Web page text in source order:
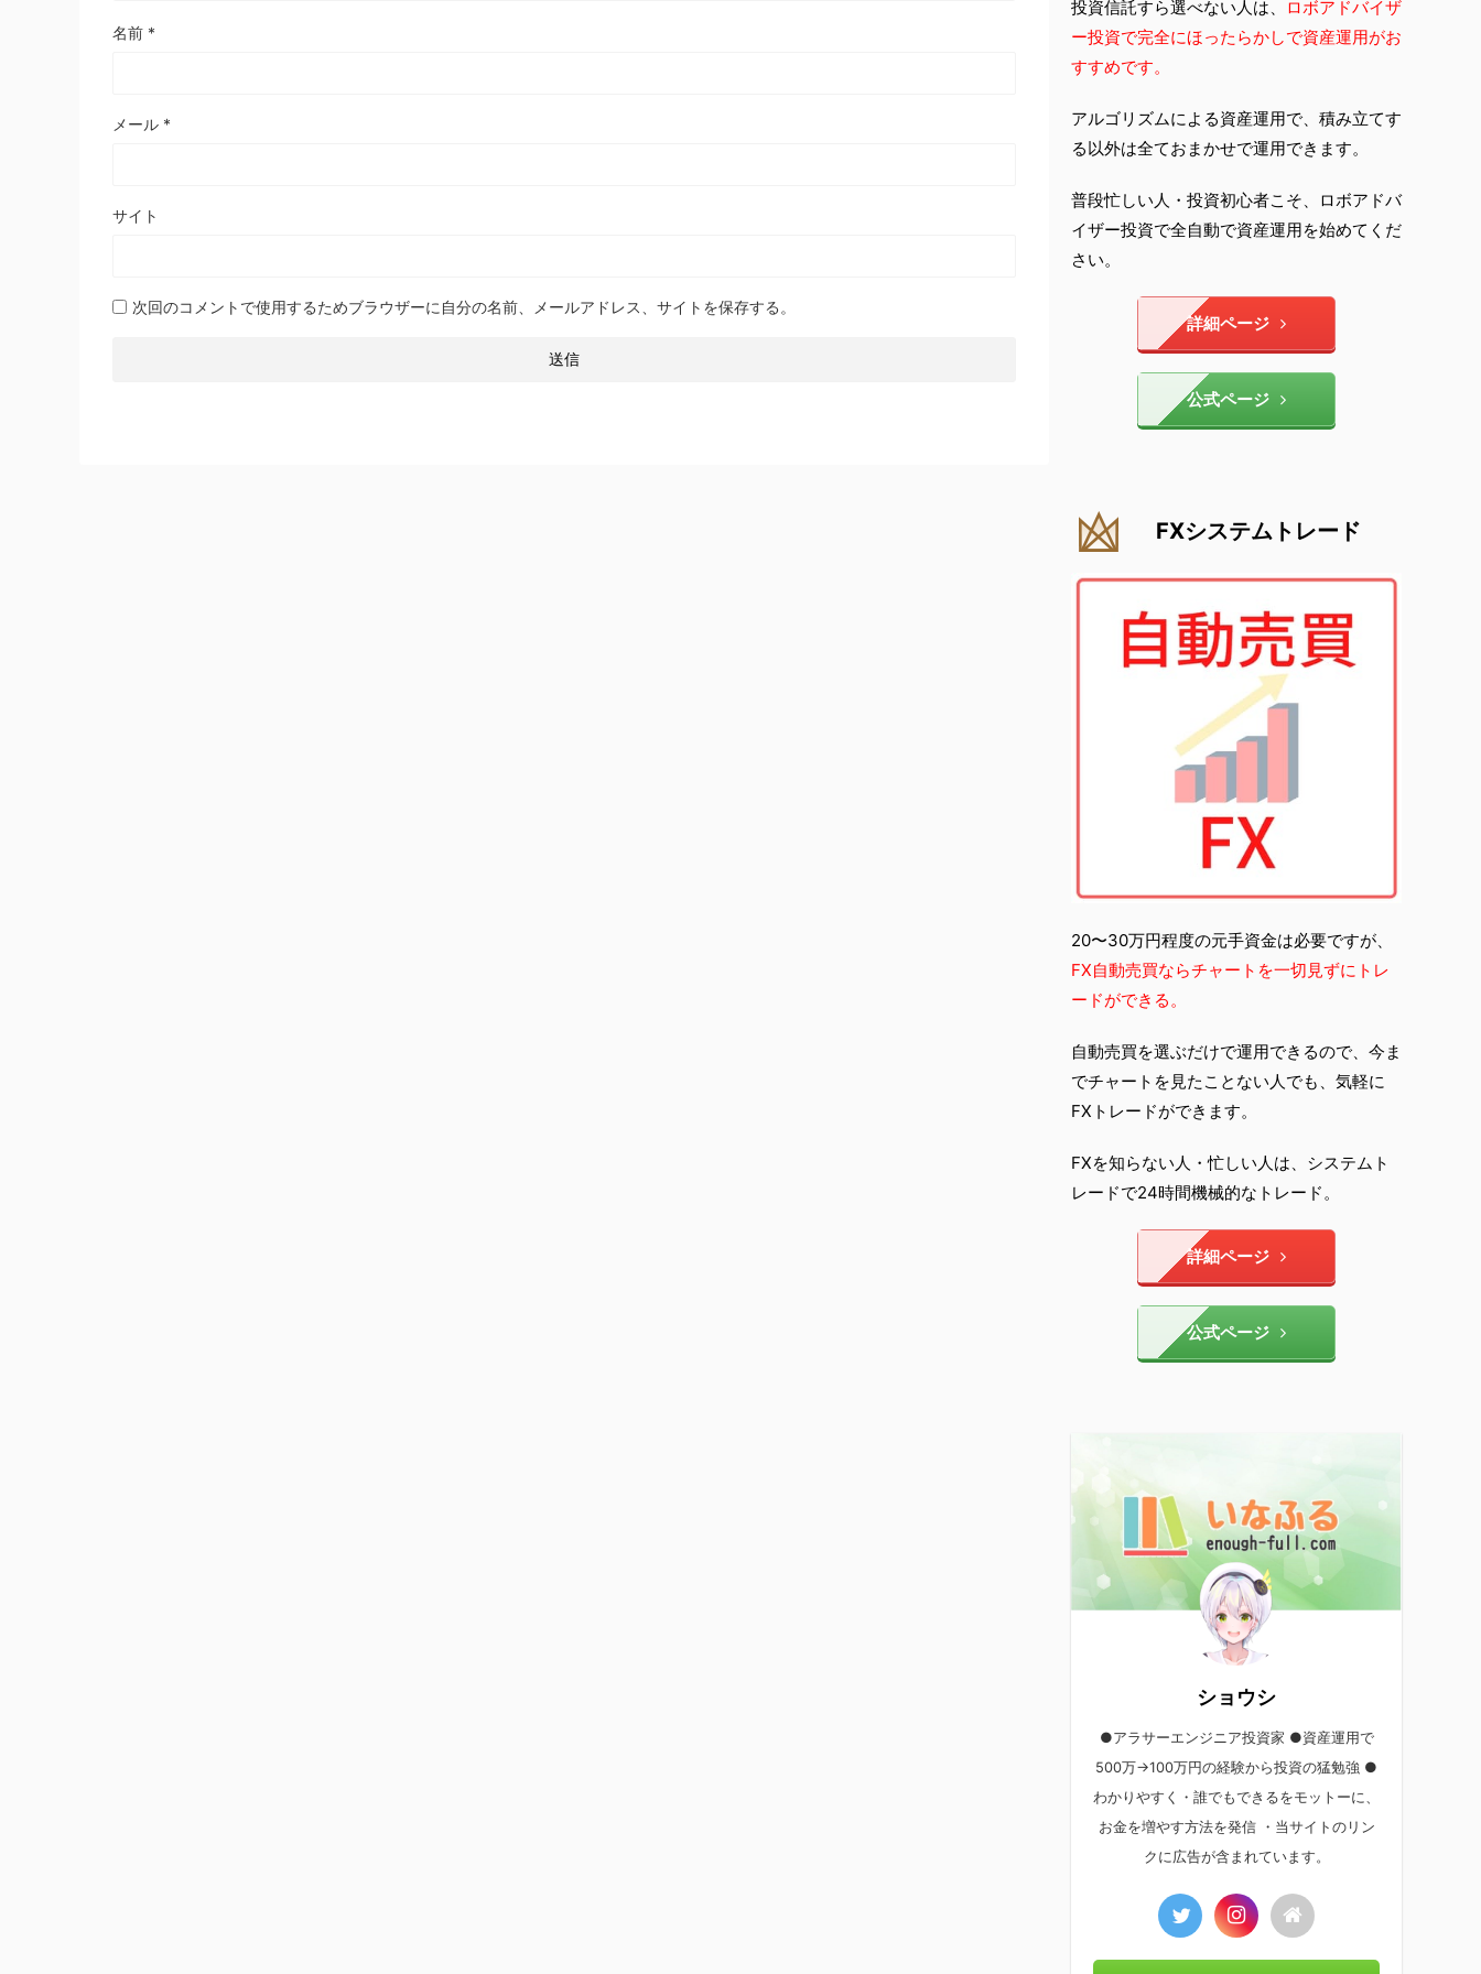
名前 *
メール *
サイト
次回のコメントで使用するためブラウザーに自分の名前、メールアドレス、サイトを保存する。
投資信託すら選べない人は、
ロボアドバイザ
ー投資で完全にほったらかしで資産運用がお
すすめです。
アルゴリズムによる資産運用で、積み立てす
る以外は全ておまかせで運用できます。
普段忙しい人・投資初心者こそ、ロボアドバ
イザー投資で全自動で資産運用を始めてくだ
さい。
詳細ページ
公式ページ
FXシステムトレード
20〜30万円程度の元手資金は必要ですが、
FX自動売買ならチャートを一切見ずにトレ
ードができる。
自動売買を選ぶだけで運用できるので、今ま
でチャートを見たことない人でも、気軽に
FXトレードができます。
FXを知らない人・忙しい人は、システムト
レードで24時間機械的なトレード。
詳細ページ
公式ページ
ショウシ
●アラサーエンジニア投資家 ●資産運用で
500万→100万円の経験から投資の猛勉強 ●
わかりやすく・誰でもできるをモットーに、
お金を増やす方法を発信 ・当サイトのリン
クに広告が含まれています。